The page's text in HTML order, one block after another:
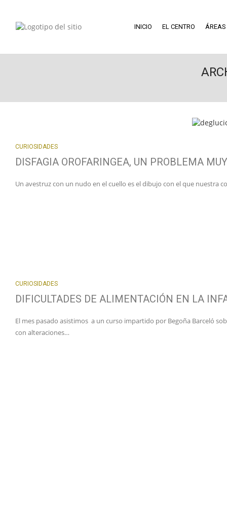
INICIO EL CENTRO ÁREAS
CURIOSIDADES
DISFAGIA OROFARINGEA, UN PROBLEMA
Un avestruz con un nudo en el cuello es el dibujo con el que nuestra
CURIOSIDADES
DIFICULTADES DE ALIMENTACIÓN EN LA
El mes pasado asistimos a un curso impartido por Begoña Barceló
con alteraciones…